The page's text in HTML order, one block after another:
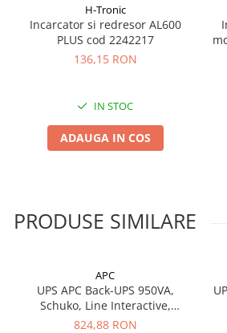
H-Tronic
Incarcator si redresor AL600
PLUS cod 2242217
136,15 RON
IN STOC
ADAUGA IN COS
PRODUSE SIMILARE
APC
UPS APC Back-UPS 950VA,
Schuko, Line Interactive,
BX950U-GR
824,88 RON